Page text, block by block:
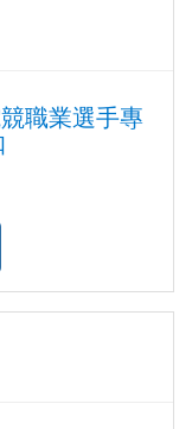
職業選手專